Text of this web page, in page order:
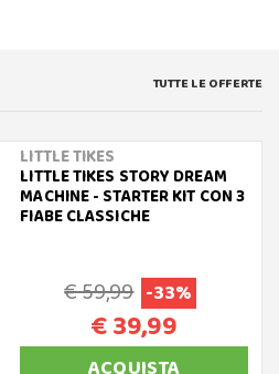
TUTTE LE OFFERTE
LITTLE TIKES
LITTLE TIKES STORY DREAM
MACHINE - STARTER KIT CON 3
FIABE CLASSICHE
€ 59,99 -33%
€ 39,99